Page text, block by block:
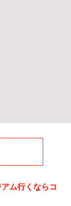
ム行くならコ